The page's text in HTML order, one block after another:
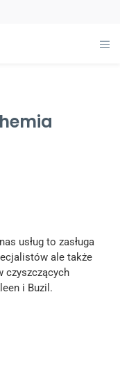
usług to zasługa
ale także
czyszczących
i Buzil.